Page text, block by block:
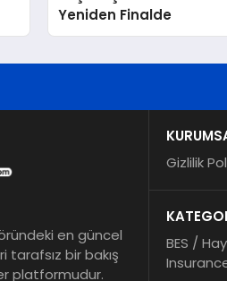
Yeniden Finalde
en güncel
bir bakış
platformudur.
Gizlilik
BES /